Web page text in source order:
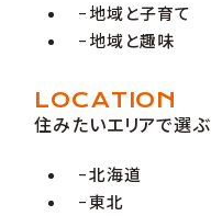
地域と子育て
地域と趣味
LOCATION
住みたいエリアで選ぶ
北海道
東北